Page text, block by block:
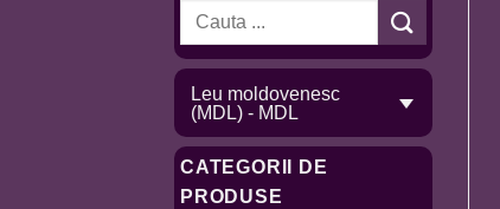
Caută
Leu moldovenesc
(MDL) - MDL
CATEGORII DE
PRODUSE